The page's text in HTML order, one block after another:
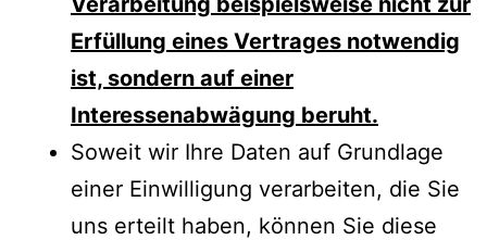
Erfüllung eines Vertrages notwendig
ist, sondern auf einer
Interessenabwägung beruht.
Soweit wir Ihre Daten auf Grundlage
einer Einwilligung verarbeiten, die Sie
uns erteilt haben, können Sie diese